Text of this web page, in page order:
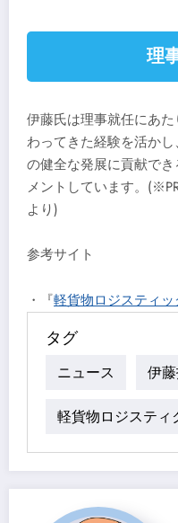
理
伊藤氏は理事就任にあ
わってきた経験を活か
の健全な発展に貢献で
メントしています。
より)
参考サイト
・『軽貨物ロジスティ
タグ
ニュース 伊
軽貨物ロジスティ